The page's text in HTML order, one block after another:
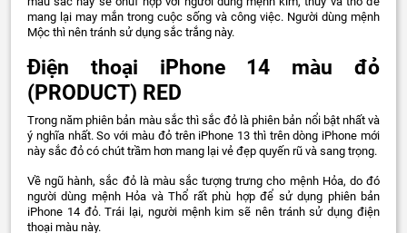
mang lại may mắn trong cuộc sống và công việc. Người dùng mệnh
Mộc thì nên tránh sử dụng sắc trắng này.
Điện thoại iPhone 14 màu đỏ
(PRODUCT) RED
Trong năm phiên bản màu sắc thì sắc đỏ là phiên bản nổi bật nhất và
ý nghĩa nhất. So với màu đỏ trên iPhone 13 thì trên dòng iPhone mới
này sắc đỏ có chút trầm hơn mang lại vẻ đẹp quyến rũ và sang trọng.
Về ngũ hành, sắc đỏ là màu sắc tượng trưng cho mệnh Hỏa, do đó
người dùng mệnh Hỏa và Thổ rất phù hợp để sử dụng phiên bản
iPhone 14 đỏ. Trái lại, người mệnh kim sẽ nên tránh sử dụng điện
thoại màu này.